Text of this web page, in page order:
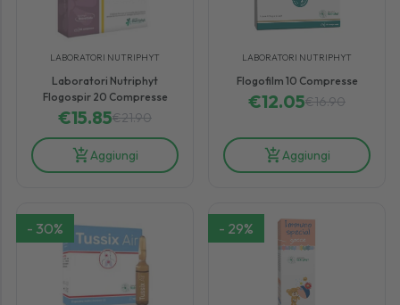
LABORATORI NUTRIPHYT
Laboratori Nutriphyt
Flogospir 20 Compresse
€15.85€21.90
Aggiungi
LABORATORI NUTRIPHYT
Flogofilm 10 Compresse
€12.05€16.90
Aggiungi
- 30% - 29%